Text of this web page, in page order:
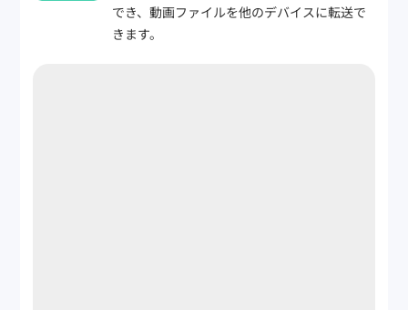
でき、動画ファイルを他のデバイスに転送で
きます。